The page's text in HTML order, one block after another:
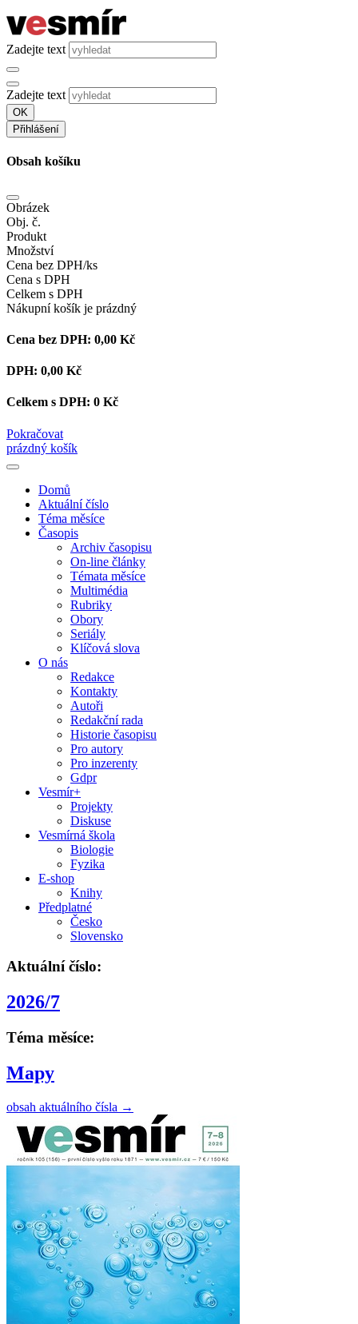
Zadejte text
Zadejte text
OK
Přihlášení
Obsah košíku
Obrázek
Obj. č.
Produkt
Množství
Cena bez DPH/ks
Cena s DPH
Celkem s DPH
Nákupní košík je prázdný
Cena bez DPH: 0,00 Kč
DPH: 0,00 Kč
Celkem s DPH: 0 Kč
Pokračovat
prázdný košík
Domů
Aktuální číslo
Téma měsíce
Časopis
Archiv časopisu
On-line články
Témata měsíce
Multimédia
Rubriky
Obory
Seriály
Klíčová slova
O nás
Redakce
Kontakty
Autoři
Redakční rada
Historie časopisu
Pro autory
Pro inzerenty
Gdpr
Vesmír+
Projekty
Diskuse
Vesmírná škola
Biologie
Fyzika
E-shop
Knihy
Předplatné
Česko
Slovensko
Aktuální číslo:
2026/7
Téma měsíce:
Mapy
obsah aktuálního čísla →